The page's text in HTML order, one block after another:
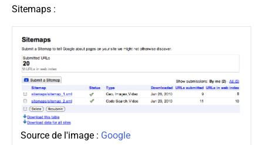
Sitemaps :
Source de l'image : Google